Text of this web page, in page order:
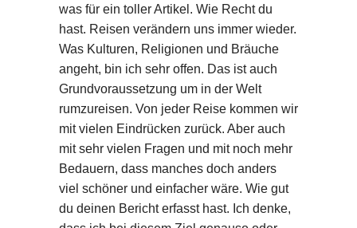
was für ein toller Artikel. Wie Recht du
hast. Reisen verändern uns immer wieder.
Was Kulturen, Religionen und Bräuche
angeht, bin ich sehr offen. Das ist auch
Grundvoraussetzung um in der Welt
rumzureisen. Von jeder Reise kommen wir
mit vielen Eindrücken zurück. Aber auch
mit sehr vielen Fragen und mit noch mehr
Bedauern, dass manches doch anders
viel schöner und einfacher wäre. Wie gut
du deinen Bericht erfasst hast. Ich denke,